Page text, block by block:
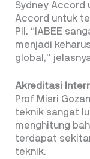
Sydney Accord
Accord untuk
PII. “IABEE
menjadi
global,”
Akreditasi
Prof Misri
teknik sangat
menghitung
terdapat
teknik.